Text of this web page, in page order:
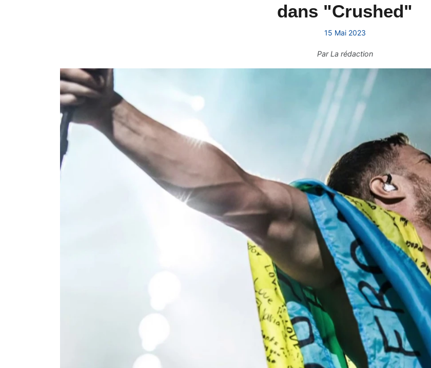
dans "Crushed"
15 Mai 2023
ParLa rédaction